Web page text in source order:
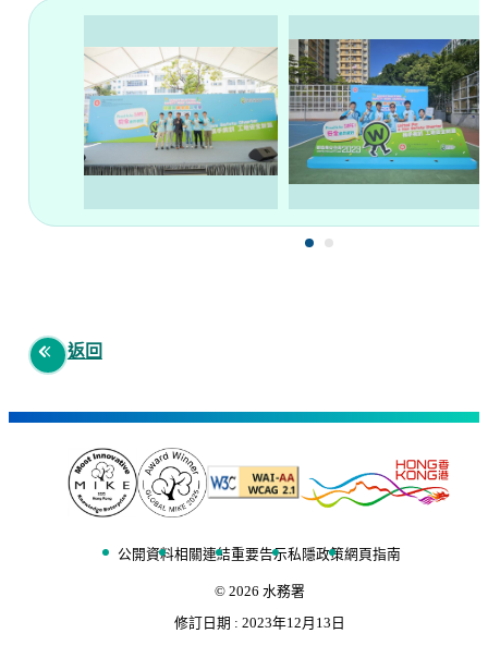
返回
公開資料相關連結重要告示私隱政策網頁指南
© 2026 水務署
修訂日期 : 2023年12月13日